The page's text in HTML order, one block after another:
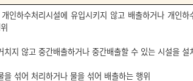
인하수처리시설에 유입시키지 않고 배출하거나 개인하
지 않고 중간배출하거나 중간배출할 수 있는 시설을 설
섞어 처리하거나 물을 섞어 배출하는 행위